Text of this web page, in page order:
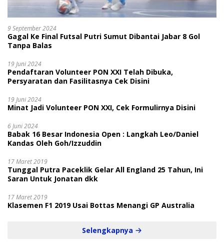
9 September 2024
Gagal Ke Final Futsal Putri Sumut Dibantai Jabar 8 Gol
Tanpa Balas
19 Juni 2024
Pendaftaran Volunteer PON XXI Telah Dibuka,
Persyaratan dan Fasilitasnya Cek Disini
19 Juni 2024
Minat Jadi Volunteer PON XXI, Cek Formulirnya Disini
6 Juni 2024
Babak 16 Besar Indonesia Open : Langkah Leo/Daniel
Kandas Oleh Goh/Izzuddin
17 Maret 2019
Tunggal Putra Paceklik Gelar All England 25 Tahun, Ini
Saran Untuk Jonatan dkk
17 Maret 2019
Klasemen F1 2019 Usai Bottas Menangi GP Australia
Selengkapnya